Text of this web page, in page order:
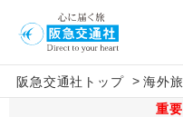
阪急交通社トップ > 海外
重